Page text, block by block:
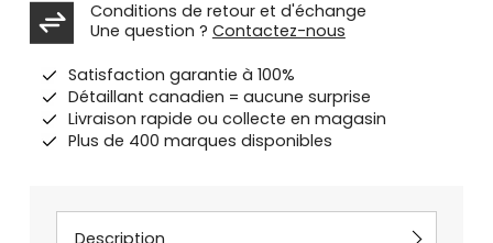
Conditions de retour et d'échange
Une question ? Contactez-nous
Satisfaction garantie à 100%
Détaillant canadien = aucune surprise
Livraison rapide ou collecte en magasin
Plus de 400 marques disponibles
Description